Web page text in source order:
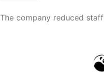
The company reduced